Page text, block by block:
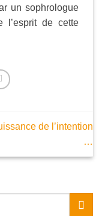
un sophrologue
l’esprit de cette
de l’intention
…